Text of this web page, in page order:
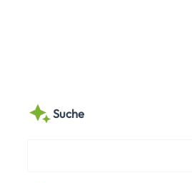
Suche